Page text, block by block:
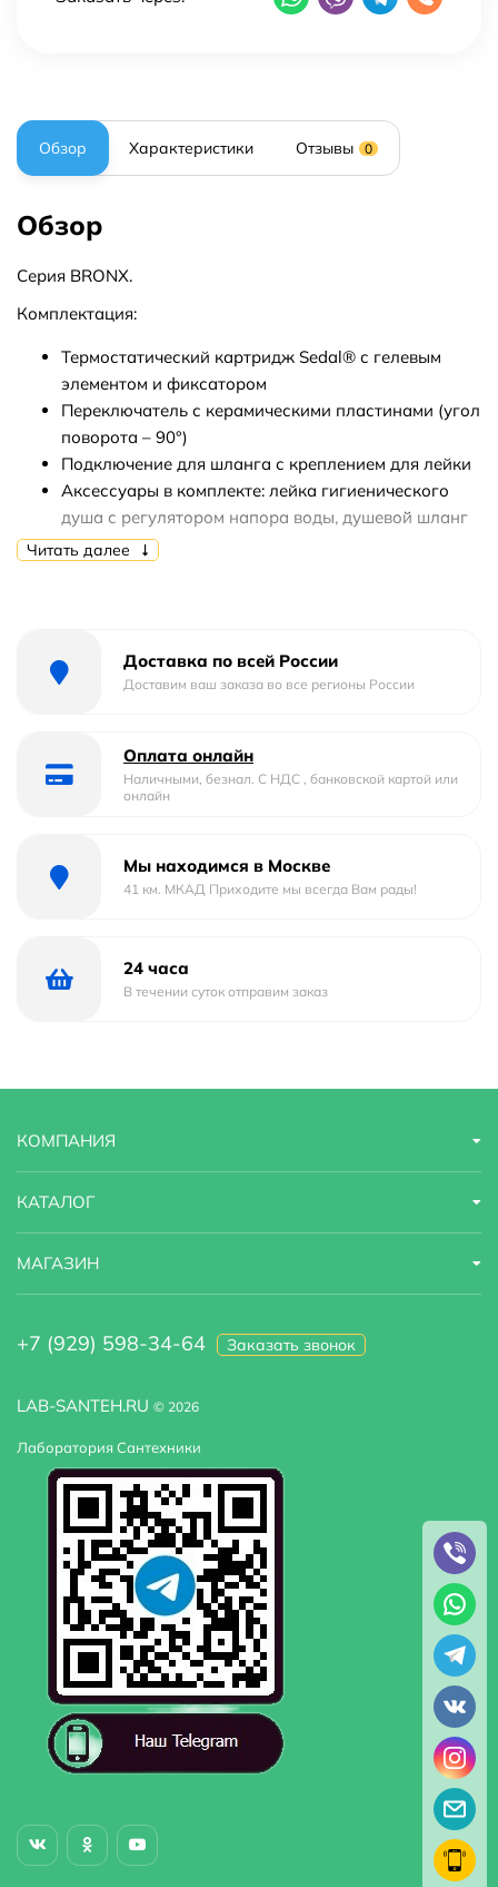
Обзор Характеристики Отзывы 0
Обзор
Серия BRONX.
Комплектация:
Термостатический картридж Sedal® с гелевым
элементом и фиксатором
Переключатель с керамическими пластинами (угол
поворота – 90°)
Подключение для шланга с креплением для лейки
Аксессуары в комплекте: лейка гигиенического
душа с регулятором напора воды, душевой шланг
1,2 м (Turn-Free)
Читать далее
Доставка по всей России
Доставим ваш заказа во все регионы России
Оплата онлайн
Наличными, безнал. С НДС , банковской картой или
онлайн
Мы находимся в Москве
41 км. МКАД Приходите мы всегда Вам рады!
24 часа
В течении суток отправим заказ
LAB-SANTEH.RU © 2026
Лаборатория Сантехники
КОМПАНИЯ
КАТАЛОГ
МАГАЗИН
+7 (929) 598-34-64 Заказать звонок